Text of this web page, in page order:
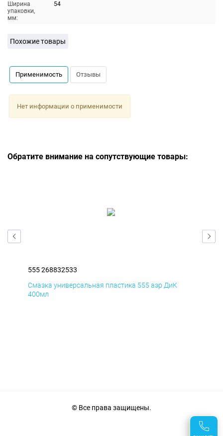
Ширина
упаковки,
мм:
54
Похожие товары
Применимость Отзывы
Нет информации о применимости
Обратите внимание на сопутствующие товары:
555 268832533
Смазка универсальная пластика 555 аэр ДиК
400мл
© Все права защищены.